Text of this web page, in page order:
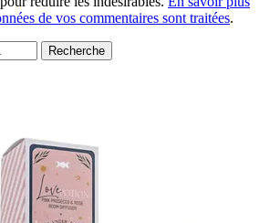
de vos commentaires sont traitées.
Recherche